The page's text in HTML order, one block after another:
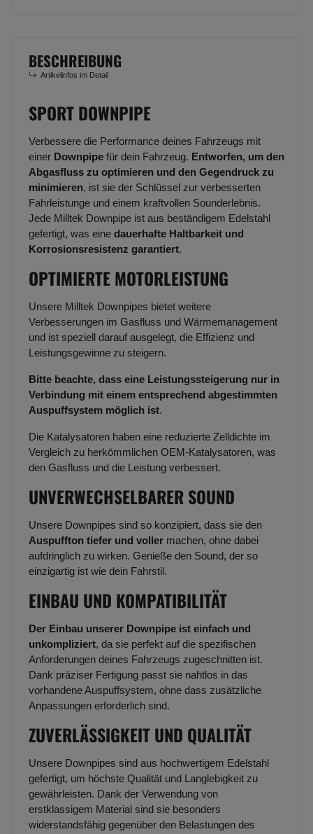
BESCHREIBUNG
Artikelinfos im Detail
SPORT DOWNPIPE
Verbessere die Performance deines Fahrzeugs mit
einer Downpipe für dein Fahrzeug. Entworfen, um den
Abgasfluss zu optimieren und den Gegendruck zu
minimieren, ist sie der Schlüssel zur verbesserten
Fahrleistunge und einem kraftvollen Sounderlebnis.
Jede Milltek Downpipe ist aus beständigem Edelstahl
gefertigt, was eine dauerhafte Haltbarkeit und
Korrosionsresistenz garantiert.
OPTIMIERTE MOTORLEISTUNG
Unsere Milltek Downpipes bietet weitere
Verbesserungen im Gasfluss und Wärmemanagement
und ist speziell darauf ausgelegt, die Effizienz und
Leistungsgewinne zu steigern.
Bitte beachte, dass eine Leistungssteigerung nur in
Verbindung mit einem entsprechend abgestimmten
Auspuffsystem möglich ist.
Die Katalysatoren haben eine reduzierte Zelldichte im
Vergleich zu herkömmlichen OEM-Katalysatoren, was
den Gasfluss und die Leistung verbessert.
UNVERWECHSELBARER SOUND
Unsere Downpipes sind so konzipiert, dass sie den
Auspuffton tiefer und voller machen, ohne dabei
aufdringlich zu wirken. Genieße den Sound, der so
einzigartig ist wie dein Fahrstil.
EINBAU UND KOMPATIBILITÄT
Der Einbau unserer Downpipe ist einfach und
unkompliziert, da sie perfekt auf die spezifischen
Anforderungen deines Fahrzeugs zugeschnitten ist.
Dank präziser Fertigung passt sie nahtlos in das
vorhandene Auspuffsystem, ohne dass zusätzliche
Anpassungen erforderlich sind.
ZUVERLÄSSIGKEIT UND QUALITÄT
Unsere Downpipes sind aus hochwertigem Edelstahl
gefertigt, um höchste Qualität und Langlebigkeit zu
gewährleisten. Dank der Verwendung von
erstklassigem Material sind sie besonders
widerstandsfähig gegenüber den Belastungen des